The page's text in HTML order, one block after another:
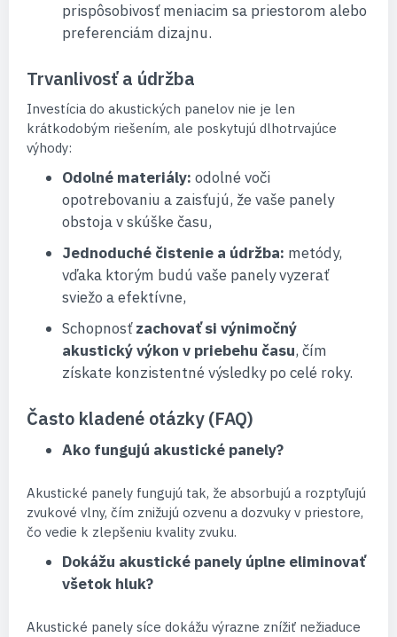
prispôsobivosť meniacim sa priestorom alebo
preferenciám dizajnu.
Trvanlivosť a údržba
Investícia do akustických panelov nie je len
krátkodobým riešením, ale poskytujú dlhotrvajúce
výhody:
Odolné materiály: odolné voči
opotrebovaniu a zaisťujú, že vaše panely
obstoja v skúške času,
Jednoduché čistenie a údržba: metódy,
vďaka ktorým budú vaše panely vyzerať
sviežo a efektívne,
Schopnosťzachovať si výnimočný
akustický výkon v priebehu času, čím
získate konzistentné výsledky po celé roky.
Často kladené otázky (FAQ)
Ako fungujú akustické panely?
Akustické panely fungujú tak, že absorbujú a rozptyľujú
zvukové vlny, čím znižujú ozvenu a dozvuky v priestore,
čo vedie k zlepšeniu kvality zvuku.
Dokážu akustické panely úplne eliminovať
všetok hluk?
Akustické panely síce dokážu výrazne znížiť nežiaduce